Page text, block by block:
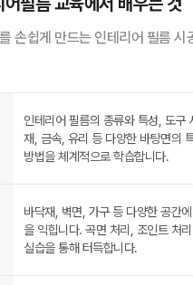
손쉽게 만드는 인테리어 필름 시
인테리어 필름의 종류와 특성, 도구
재, 금속, 유리 등 다양한 바탕면의
방법을 체계적으로 학습합니다.
바닥재, 벽면, 가구 등 다양한 공간
을 익힙니다. 곡면 처리, 조인트 처
실습을 통해 터득합니다.